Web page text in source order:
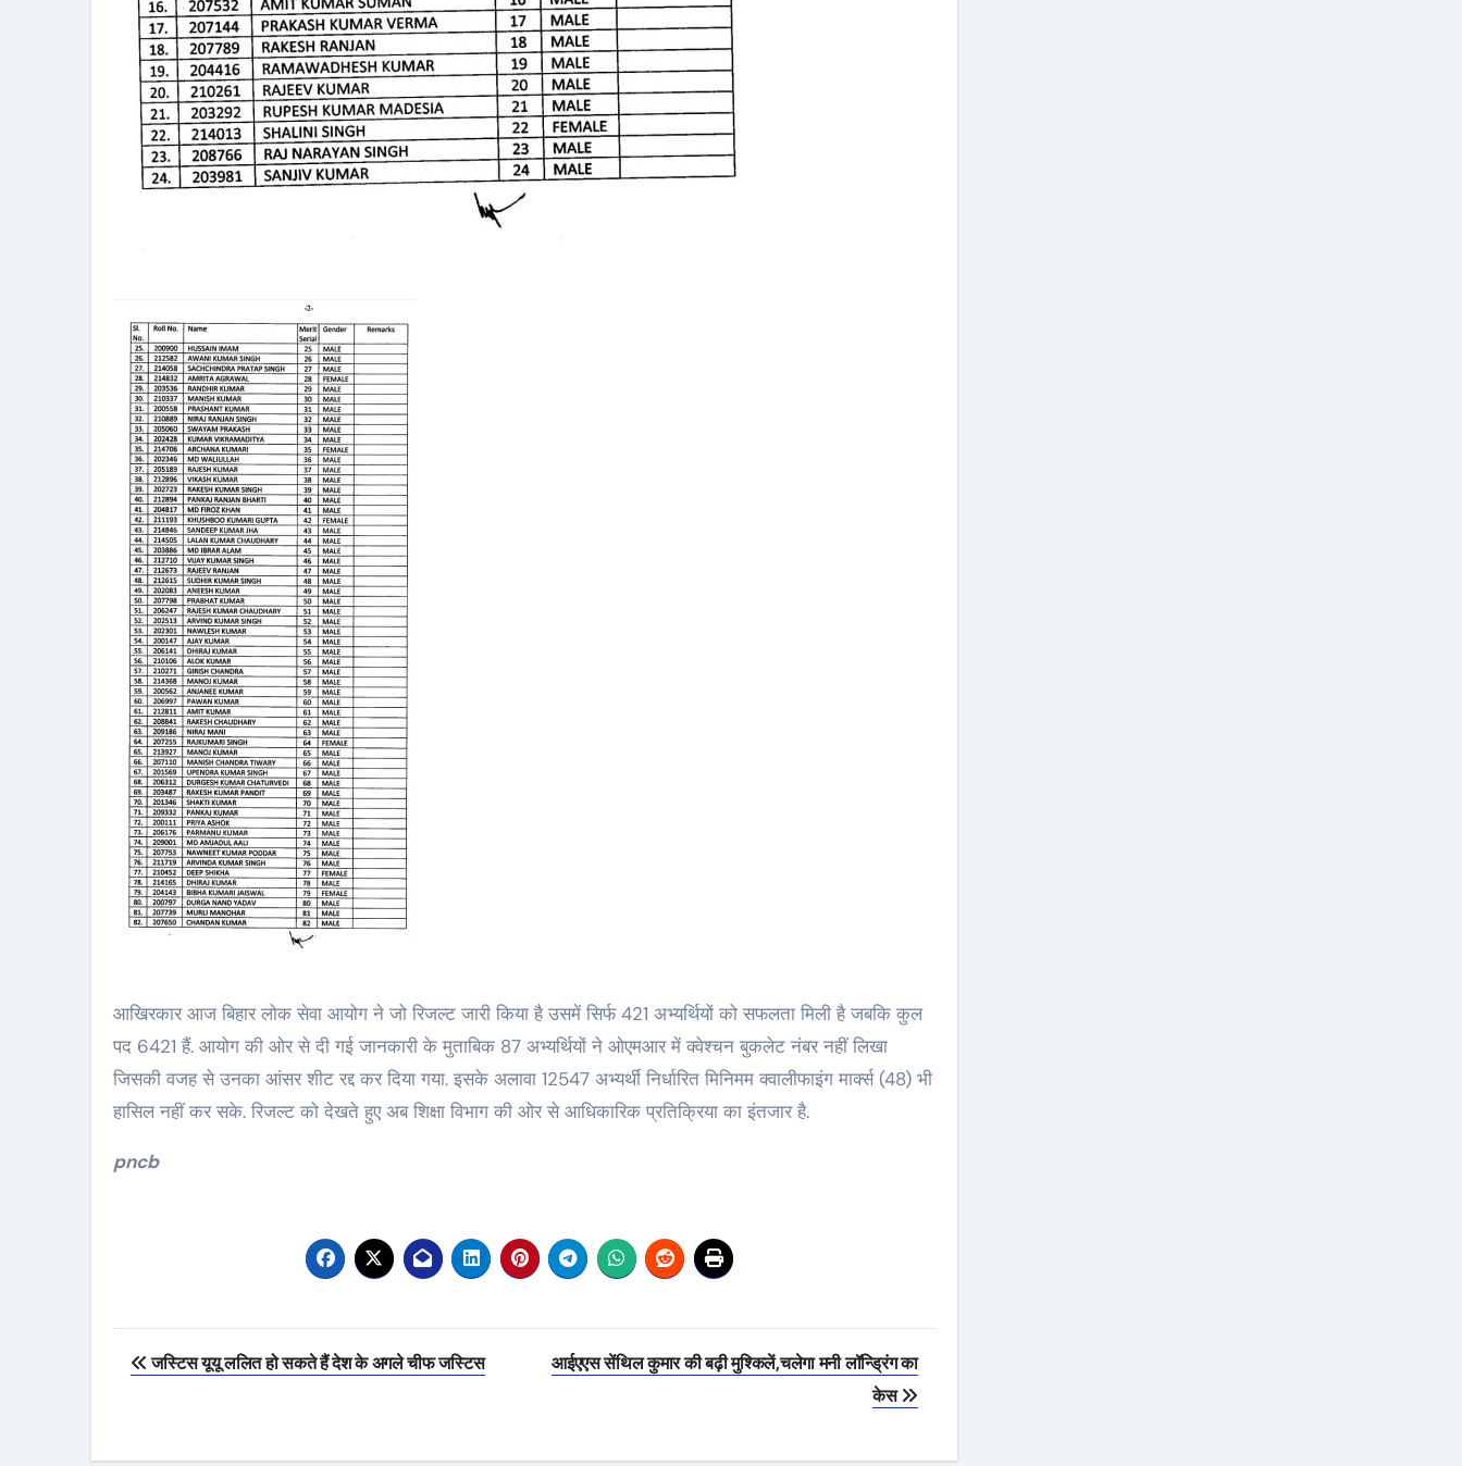
आखिरकार आज बिहार लोक सेवा आयोग ने जो रिजल्ट जारी किया है उसमें सिर्फ 421 अभ्यर्थियों को सफलता मिली है जबकि कुल
पद 6421 हैं. आयोग की ओर से दी गई जानकारी के मुताबिक 87 अभ्यर्थियों ने ओएमआर में क्वेश्चन बुकलेट नंबर नहीं लिखा
जिसकी वजह से उनका आंसर शीट रद्द कर दिया गया. इसके अलावा 12547 अभ्यर्थी निर्धारित मिनिमम क्वालीफाइंग मार्क्स (48) भी
हासिल नहीं कर सके. रिजल्ट को देखते हुए अब शिक्षा विभाग की ओर से आधिकारिक प्रतिक्रिया का इंतजार है.
pncb
Post
जस्टिस यूयू ललित हो सकते हैं देश के अगले चीफ जस्टिस
आईएएस सेंथिल कुमार की बढ़ी मुश्किलें,चलेगा मनी लॉन्ड्रिंग का
केस